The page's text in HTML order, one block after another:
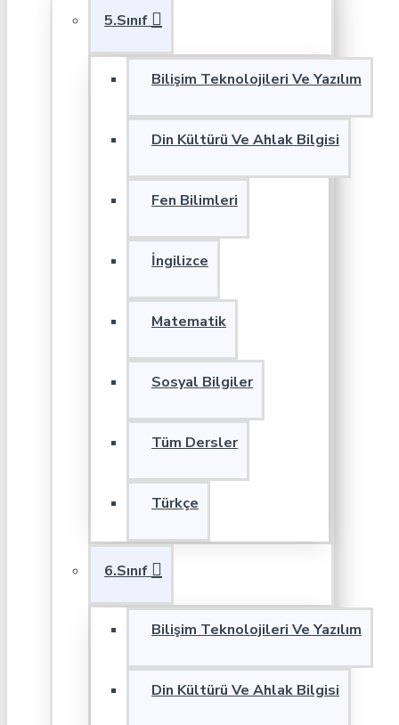
5.Sınıf
Bilişim Teknolojileri Ve Yazılım
Din Kültürü Ve Ahlak Bilgisi
Fen Bilimleri
İngilizce
Matematik
Sosyal Bilgiler
Tüm Dersler
Türkçe
6.Sınıf
Bilişim Teknolojileri Ve Yazılım
Din Kültürü Ve Ahlak Bilgisi